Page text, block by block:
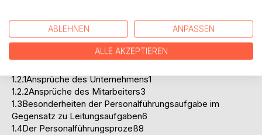
Inhaltsverzeichnis:Inhaltsverzeichnis:
1.Die Personalführung
1.1Allgemeines1
1.2Das Spannungsfeld zwischen unternehmerseitigen und
1.2.1Ansprüche des Unternehmens1
1.2.2Ansprüche des Mitarbeiters3
1.3Besonderheiten der Personalführungsaufgabe im
Gegensatz zu Leitungsaufgaben6
1.4Der Personalführungsprozeß8
ABLEHNEN ANPASSEN
ALLE AKZEPTIEREN